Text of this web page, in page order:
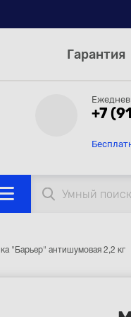
Гарантия
+7
"Барьер" антишумовая 2,2 кг